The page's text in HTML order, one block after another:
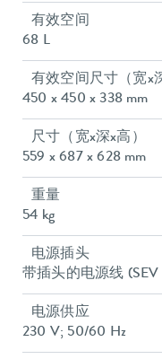
有效空间
68 L
有效空间尺寸（宽x
450 x 450 x 338 mm
尺寸（宽x深x高）
559 x 687 x 628 mm
重量
54 kg
电源插头
带插头的电源线 (SEV
电源供应
230 V; 50/60 Hz